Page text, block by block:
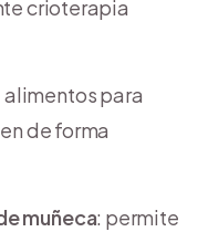
crioterapia
alimentos para
de forma
muñeca: permite